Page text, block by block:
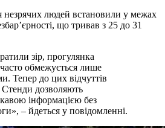
незрячих людей встановили у межах
що тривав з 25 до 31
зір, прогулянка
обмежується лише
Тепер до цих відчуттів
дозволяють
інформацією без
– йдеться у повідомленні.